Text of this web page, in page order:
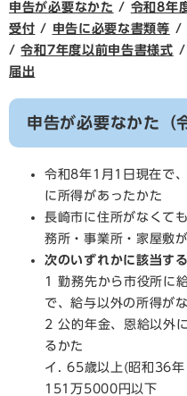
申告が必要なかた / 令和8年
受付 / 申告に必要な書類等 /
/令和7年度以前申告書様式 /
届出
申告が必要なかた （
令和8年1月1日現在で
に所得があったかた
長崎市に住所がなくて
務所・事業所・家屋敷
次のいずれかに該当す
1 勤務先から市役所に
で、給与以外の所得が
2 公的年金、恩給以外
るかた
イ. 65歳以上(昭和36年
151万5000円以下